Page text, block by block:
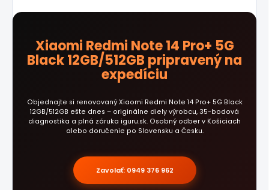
Xiaomi Redmi Note 14 Pro+ 5G
Black 12GB/512GB pripravený na
expedíciu
Objednajte si renovovaný Xiaomi Redmi Note 14 Pro+ 5G Black
12GB/512GB ešte dnes – originálne diely výrobcu, 35-bodová
diagnostika a plná záruka iguru.sk. Osobný odber v Košiciach
alebo doručenie po Slovensku a Česku.
Zavolať: 0949 376 962